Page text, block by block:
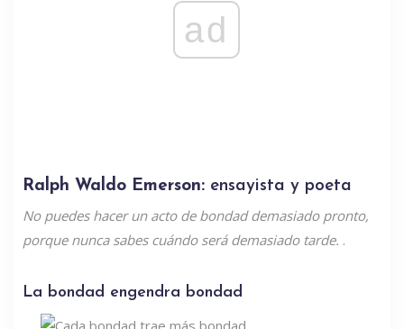
ad
Ralph Waldo Emerson: ensayista y poeta
No puedes hacer un acto de bondad demasiado pronto,
porque nunca sabes cuándo será demasiado tarde. .
La bondad engendra bondad